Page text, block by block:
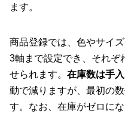
ます。
商品登録では、色やサイ
3軸まで設定でき、それぞ
せられます。 在庫数は手
動で減りますが、最初の
す。なお、在庫がゼロに